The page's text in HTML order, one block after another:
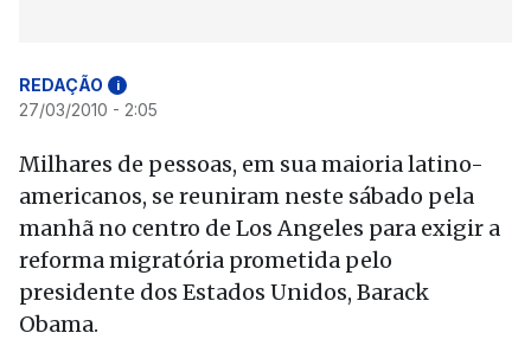
REDAÇÃO i
27/03/2010 - 2:05
Milhares de pessoas, em sua maioria latino-
americanos, se reuniram neste sábado pela
manhã no centro de Los Angeles para exigir a
reforma migratória prometida pelo
presidente dos Estados Unidos, Barack
Obama.